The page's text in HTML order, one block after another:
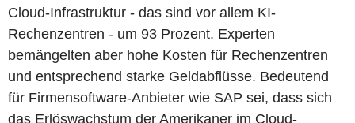
Cloud-Infrastruktur - das sind vor allem KI-
Rechenzentren - um 93 Prozent. Experten
bemängelten aber hohe Kosten für Rechenzentren
und entsprechend starke Geldabflüsse. Bedeutend
für Firmensoftware-Anbieter wie SAP sei, dass sich
das Erlöswachstum der Amerikaner im Cloud-